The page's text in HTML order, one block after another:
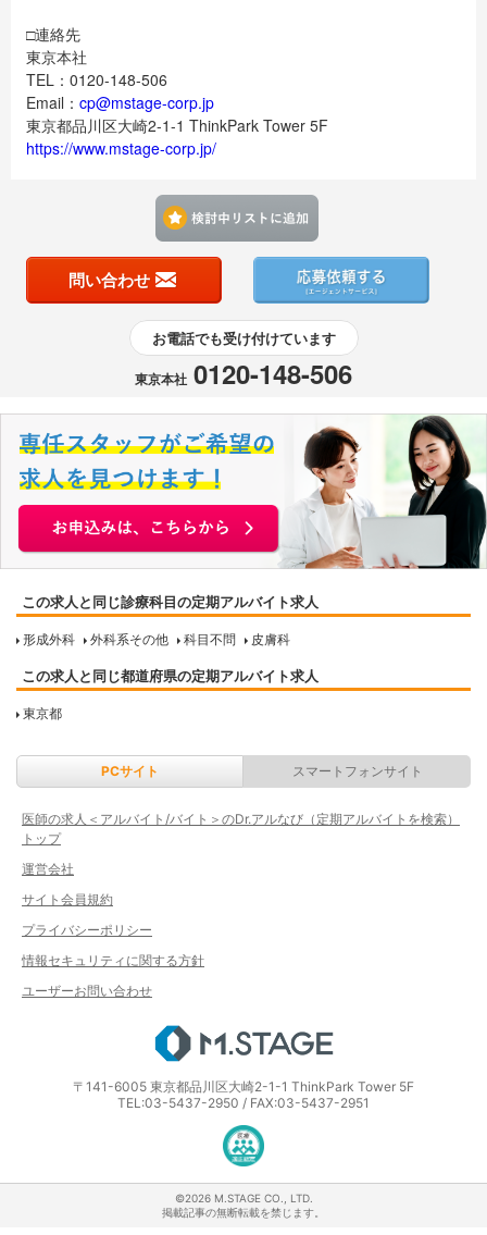
□連絡先
東京本社
TEL：0120-148-506
Email： cp@mstage-corp.jp
東京都品川区大崎2-1-1 ThinkPark Tower 5F
https://www.mstage-corp.jp/
問い合わせ
お電話でも受け付けています
東京本社 0120-148-506
この求人と同じ診療科目の定期アルバイト求人
形成外科 外科系その他 科目不問 皮膚科
この求人と同じ都道府県の定期アルバイト求人
東京都
PCサイト スマートフォンサイト
医師の求人＜アルバイト/バイト＞のDr.アルなび（定期アルバイトを検索）
トップ
運営会社
サイト会員規約
プライバシーポリシー
情報セキュリティに関する方針
ユーザーお問い合わせ
〒141-6005 東京都品川区大崎2-1-1 ThinkPark Tower 5F
TEL:03-5437-2950 / FAX:03-5437-2951
©2026 M.STAGE CO., LTD.
掲載記事の無断転載を禁じます。